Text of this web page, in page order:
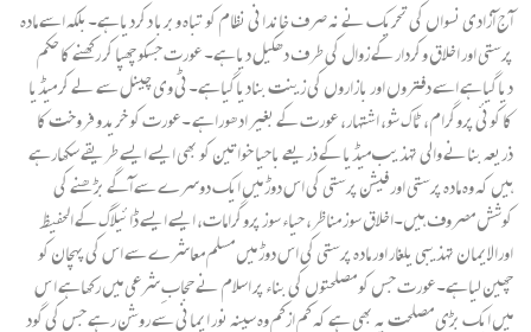
آج آزادی نسواں کی تحریک نے نہ صرف خاندانی نظام کو تباہ وبربا دکردیاہے۔بلکہ اسے مادہ
پرستی اور اخلاق وکردار کے زوال کی طرف دھکیل دیاہے۔ عورت جسکو چھپا کر رکھنے کا حکم
دیاگیاہے اسے دفتروں اور بازاروں کی زینت بنادیاگیاہے۔ٹی وی چینل سے لے کر میڈیا
کا کوئی پروگرام، ٹاک شو، اشتہار، عورت کے بغیر ادھوراہے ۔عورت کو خریدو فروخت کا
ذریعہ بنانے والی تہذیب میڈیا کے ذریعے باحیا خواتین کو بھی ایسے ایسے طریقے سکھارہے
ہیں کہ وہ مادہ پرستی اور فیشن پرستی کی اس دوڑ میں ایک دوسرے سے آگے بڑھنے کی
کوشش مصروف ہیں۔اخلاق سوز مناظر، حیاء سوز پروگرامات، ایسے ایسے ڈائیلاگ کے الحفیظ
اورالایمان تہذیبی یلغار اور مادہ پرستی کی اس دوڑ میں مسلم معاشرے سے اس کی پہچان کو
چھین لیاہے۔عورت جس کو مصلحتوں کی بناء پر اسلام نے حجابِ شرعی میں رکھاہے ا س
میں ایک بڑی مصلحت یہ بھی ہے کہ کم ازکم وہ سینہ نور ایمانی سے روشن رہے جس کی گود